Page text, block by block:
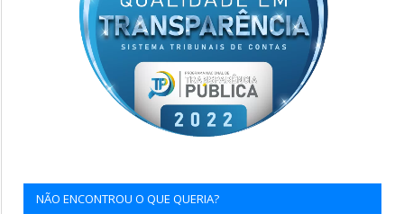
NÃO ENCONTROU O QUE QUERIA?